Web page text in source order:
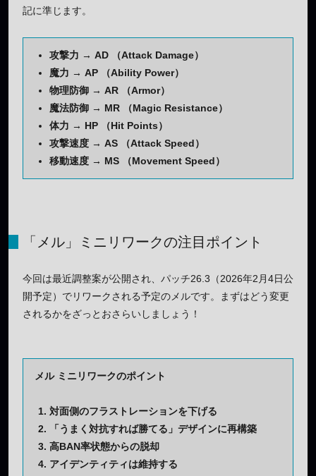
記に準じます。
攻撃力 → AD （Attack Damage）
魔力 → AP （Ability Power）
物理防御 → AR （Armor）
魔法防御 → MR （Magic Resistance）
体力 → HP （Hit Points）
攻撃速度 → AS （Attack Speed）
移動速度 → MS （Movement Speed）
「メル」ミニリワークの注目ポイント
今回は最近調整案が公開され、パッチ26.3（2026年2月4日公
開予定）でリワークされる予定のメルです。まずはどう変更
されるかをざっとおさらいしましょう！
メル ミニリワークのポイント
対面側のフラストレーションを下げる
「うまく対抗すれば勝てる」デザインに再構築
高BAN率状態からの脱却
アイデンティティは維持する